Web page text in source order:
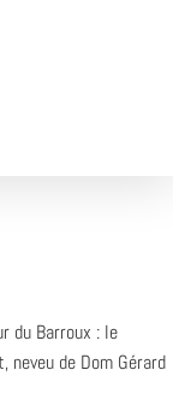
du Barroux : le
neveu de Dom Gérard